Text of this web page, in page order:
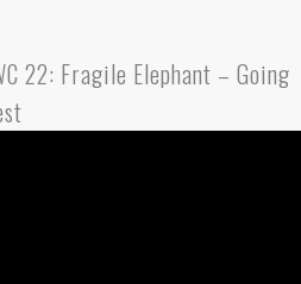
22: Fragile Elephant – Going